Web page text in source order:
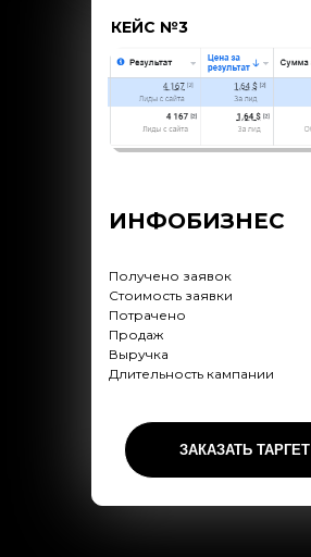
Получено заявок
Стоимость заявки
Потрачено
Продаж
Выручка
Длительность кампании
ИНФОБИЗНЕС
ЗАКАЗАТЬ ТАРГЕТ
КЕЙС №3